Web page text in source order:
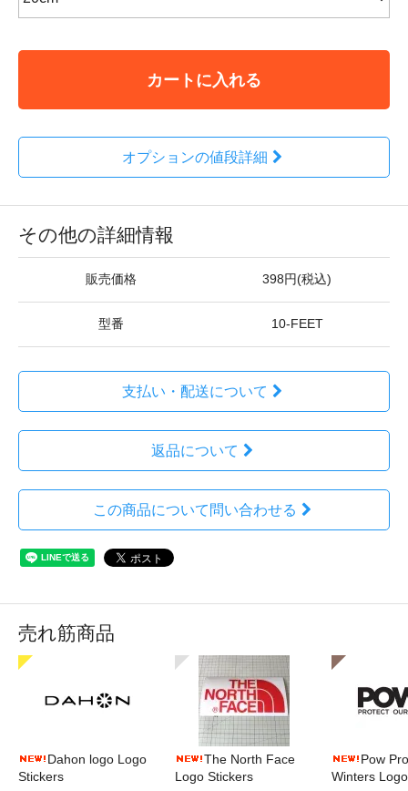
カートに入れる
オプションの値段詳細
その他の詳細情報
販売価格 398円(税込)
型番 10-FEET
支払い・配送について
返品について
この商品について問い合わせる
売れ筋商品
Dahon logo Logo
Stickers
The North Face
Logo Stickers
Pow
Winters